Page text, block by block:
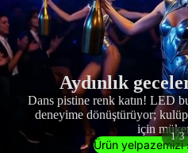
Aydınlık
Dans pistine renk katın! LED
deneyime dönüştürüyor;
için
Ürün yelpazemizi
1/3